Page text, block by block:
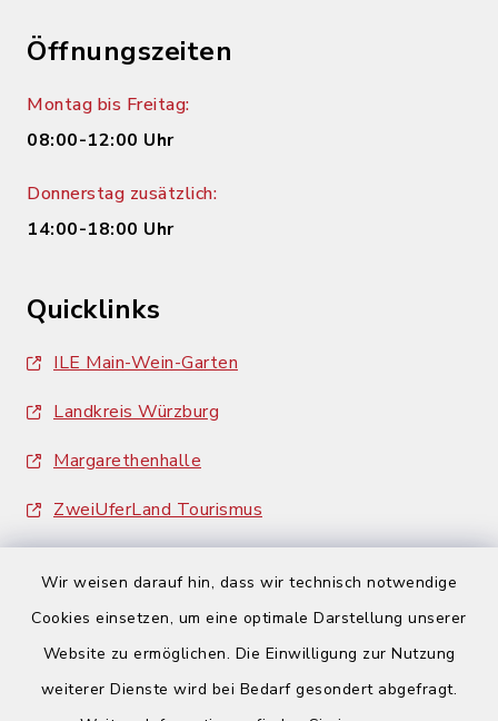
Wir weisen darauf hin, dass wir technisch notwendige
Cookies einsetzen, um eine optimale Darstellung unserer
Website zu ermöglichen. Die Einwilligung zur Nutzung
weiterer Dienste wird bei Bedarf gesondert abgefragt.
Öffnungszeiten
Montag bis Freitag:
08:00-12:00 Uhr
Donnerstag zusätzlich:
14:00-18:00 Uhr
Quicklinks
ILE Main-Wein-Garten
Landkreis Würzburg
Margarethenhalle
ZweiUferLand Tourismus